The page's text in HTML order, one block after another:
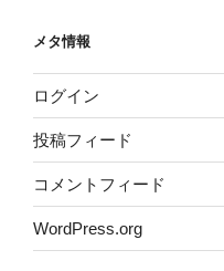
メタ情報
ログイン
投稿フィード
コメントフィード
WordPress.org